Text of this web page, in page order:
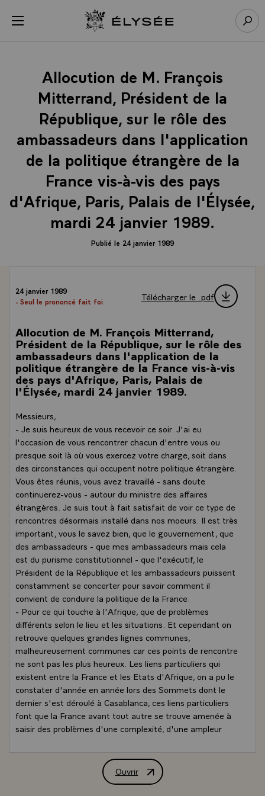
menu Retour à l’accueil Élysée
Allocution de M. François
Mitterrand, Président de la
République, sur le rôle des
ambassadeurs dans l'application
de la politique étrangère de la
France vis-à-vis des pays
d'Afrique, Paris, Palais de l'Élysée,
mardi 24 janvier 1989.
Publié le 24 janvier 1989
24 janvier 1989
- Seul le prononcé fait foi
Télécharger le .pdf
Allocution de M. François Mitterrand,
Président de la République, sur le rôle des
ambassadeurs dans l'application de la
politique étrangère de la France vis-à-vis
des pays d'Afrique, Paris, Palais de
l'Élysée, mardi 24 janvier 1989.
Messieurs,
- Je suis heureux de vous recevoir ce soir. J'ai eu
l'occasion de vous rencontrer chacun d'entre vous ou
presque soit là où vous exercez votre charge, soit dans
des circonstances qui occupent notre politique étrangère.
Vous êtes réunis, vous avez travaillé - sans doute
continuerez-vous - autour du ministre des affaires
étrangères. Je suis tout à fait satisfait de voir ce type de
rencontres désormais installé dans nos moeurs. Il est très
important, vous le savez bien, que le gouvernement, que
des ambassadeurs - que mes ambassadeurs mais cela
est du purisme constitutionnel - que l'exécutif, le
Président de la République et les ambassadeurs puissent
constamment se concerter pour savoir comment il
convient de conduire la politique de la France.
- Pour ce qui touche à l'Afrique, que de problèmes
différents selon le lieu et les situations. Et cependant on
retrouve quelques grandes lignes communes,
malheureusement communes car ces points de rencontre
ne sont pas les plus heureux. Les liens particuliers qui
existent entre la France et les Etats d'Afrique, on a pu le
constater d'année en année lors des Sommets dont le
dernier s'est déroulé à Casablanca, ces liens particuliers
font que la France avant tout autre se trouve amenée à
saisir des problèmes d'une complexité, d'une ampleur
précisément parce que certaines nations développées ne
prennent pas leur part à l'effort à consentir que la France
Ouvrir
Allocution de M. François Mitterrand,
Panneau de gestion des cookies